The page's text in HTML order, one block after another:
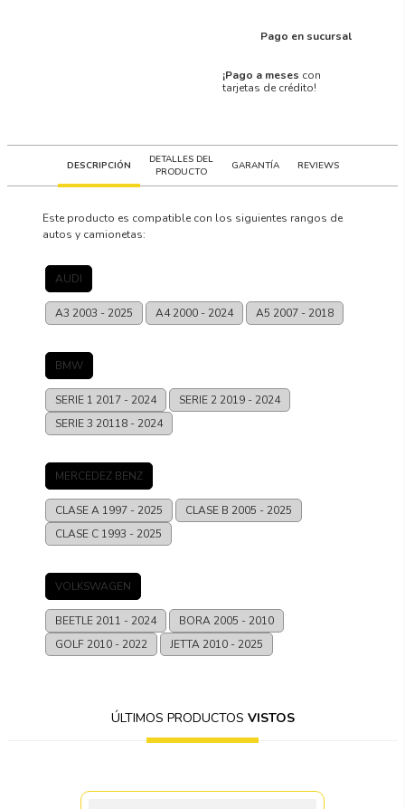
Pago en sucursal
¡Pago a meses con
tarjetas de crédito!
DESCRIPCIÓN
DETALLES DEL
PRODUCTO
GARANTÍA REVIEWS
Este producto es compatible con los siguientes rangos de
autos y camionetas:
AUDI
A3 2003 - 2025 A42000 - 2024 A5 2007 - 2018
BMW
SERIE 1 2017 - 2024 SERIE 2 2019 - 2024
SERIE 3 20118 - 2024
MERCEDEZ BENZ
CLASE A 1997 - 2025 CLASE B 2005 - 2025
CLASE C 1993 - 2025
VOLKSWAGEN
BEETLE 2011 - 2024 BORA 2005 - 2010
GOLF 2010 - 2022 JETTA 2010 - 2025
ÚLTIMOS PRODUCTOS VISTOS